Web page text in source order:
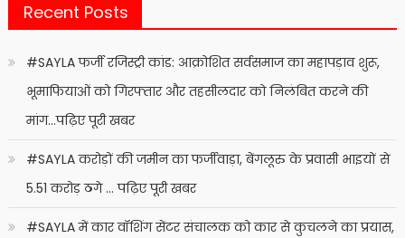
Recent Posts
#SAYLA फर्जी रजिस्ट्री कांड: आक्रोशित सर्वसमाज का महापड़ाव शुरू,
भूमाफियाओं को गिरफ्तार और तहसीलदार को निलंबित करने की
मांग…पढ़िए पूरी खबर
#SAYLA करोड़ों की जमीन का फर्जीवाड़ा, बेंगलूरु के प्रवासी भाइयों से
5.51 करोड़ ठगे … पढ़िए पूरी खबर
#SAYLA में कार वॉशिंग सेंटर संचालक को कार से कुचलने का प्रयास,